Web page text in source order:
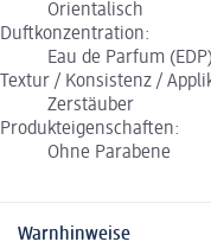
Orientalisch
Duftkonzentration:
Eau de Parfum (EDP)
Textur / Konsistenz /
Zerstäuber
Produkteigenschaften:
Ohne Parabene
Warnhinweise